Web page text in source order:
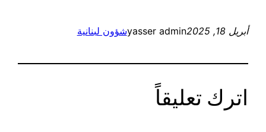
أبريل 18, 2025 yasser adminشؤون لبنانية
اترك تعليقاً